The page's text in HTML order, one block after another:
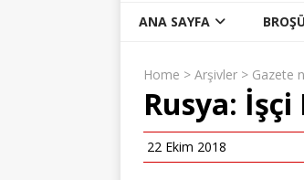
ANA SAYFA
Home > Arşivler > Gazete
Rusya:
22 Ekim 2018